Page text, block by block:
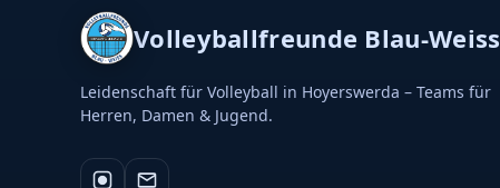
Volleyballfreunde Blau-Weiss
Leidenschaft für Volleyball in Hoyerswerda – Teams für
Herren, Damen & Jugend.